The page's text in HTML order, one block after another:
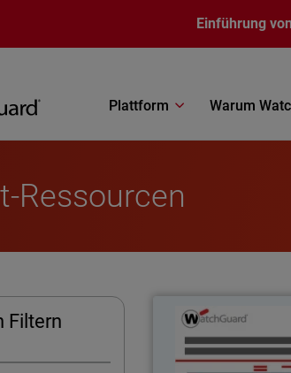
Einführung von
Plattform Warum
Ressourcen
Filtern
Produkte